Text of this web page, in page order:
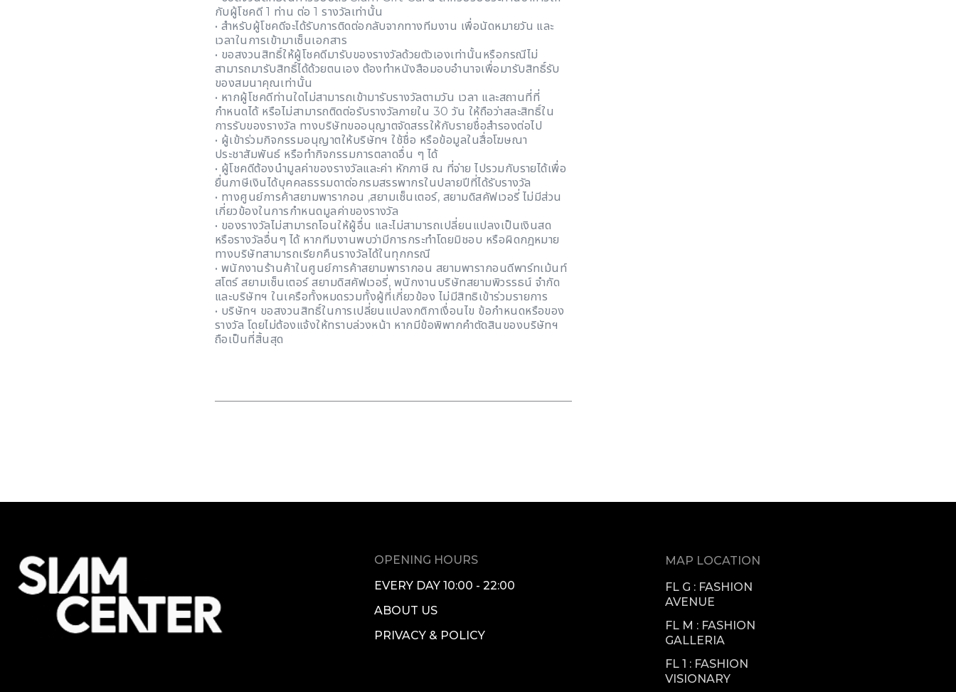
กับผู้โชคดี 1 ท่าน ต่อ 1 รางวัลเท่านั้น
• สำหรับผู้โชคดีจะได้รับการติดต่อกลับจากทางทีมงาน เพื่อนัดหมายวัน และ
เวลาในการเข้ามาเซ็นเอกสาร
• ขอสงวนสิทธิ์ให้ผู้โชคดีมารับของรางวัลด้วยตัวเองเท่านั้นหรือกรณีไม่
สามารถมารับสิทธิ์ได้ด้วยตนเอง ต้องทำหนังสือมอบอำนาจเพื่อมารับสิทธิ์รับ
ของสมนาคุณเท่านั้น
• หากผู้โชคดีท่านใดไม่สามารถเข้ามารับรางวัลตามวัน เวลา และสถานที่ที่
กำหนดได้ หรือไม่สามารถติดต่อรับรางวัลภายใน 30 วัน ให้ถือว่าสละสิทธิ์ใน
การรับของรางวัล ทางบริษัทขออนุญาตจัดสรรให้กับรายชื่อสำรองต่อไป
• ผู้เข้าร่วมกิจกรรมอนุญาตให้บริษัทฯ ใช้ชื่อ หรือข้อมูลในสื่อโฆษณา
ประชาสัมพันธ์ หรือทำกิจกรรมการตลาดอื่น ๆ ได้
• ผู้โชคดีต้องนำมูลค่าของรางวัลและค่า หักภาษี ณ ที่จ่าย ไปรวมกับรายได้เพื่อ
ยื่นภาษีเงินได้บุคคลธรรมดาต่อกรมสรรพากรในปลายปีที่ได้รับรางวัล
• ทางศูนย์การค้าสยามพารากอน ,สยามเซ็นเตอร์, สยามดิสคัฟเวอรี่ ไม่มีส่วน
เกี่ยวข้องในการกำหนดมูลค่าของรางวัล
• ของรางวัลไม่สามารถโอนให้ผู้อื่น และไม่สามารถเปลี่ยนแปลงเป็นเงินสด
หรือรางวัลอื่นๆ ได้ หากทีมงานพบว่ามีการกระทำโดยมิชอบ หรือผิดกฎหมาย
ทางบริษัทสามารถเรียกคืนรางวัลได้ในทุกกรณี
• พนักงานร้านค้าในศูนย์การค้าสยามพารากอน สยามพารากอนดีพาร์ทเม้นท์
สโตร์ สยามเซ็นเตอร์ สยามดิสคัฟเวอรี่, พนักงานบริษัทสยามพิวรรธน์ จำกัด
และบริษัทฯ ในเครือทั้งหมดรวมทั้งผู้ที่เกี่ยวข้อง ไม่มีสิทธิเข้าร่วมรายการ
• บริษัทฯ ขอสงวนสิทธิ์ในการเปลี่ยนแปลงกติกาเงื่อนไข ข้อกำหนดหรือของ
รางวัล โดยไม่ต้องแจ้งให้ทราบล่วงหน้า หากมีข้อพิพากคำตัดสินของบริษัทฯ
ถือเป็นที่สิ้นสุด
OPENING HOURS
EVERY DAY 10:00 - 22:00
ABOUT US
PRIVACY & POLICY
MAP LOCATION
FL G : FASHION
AVENUE
FL M : FASHION
GALLERIA
FL 1 : FASHION
VISIONARY